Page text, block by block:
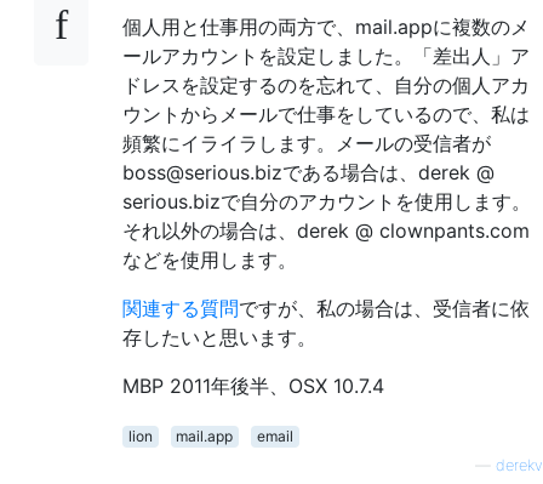
個人用と仕事用の両方で、mail.appに複数のメ
ールアカウントを設定しました。「差出人」ア
ドレスを設定するのを忘れて、自分の個人アカ
ウントからメールで仕事をしているので、私は
頻繁にイライラします。メールの受信者が
boss@serious.bizである場合は、derek @
serious.bizで自分のアカウントを使用します。
それ以外の場合は、derek @ clownpants.com
などを使用します。
関連する質問ですが、私の場合は、受信者に依
存したいと思います。
MBP 2011年後半、OSX 10.7.4
lion mail.app
email
derekv